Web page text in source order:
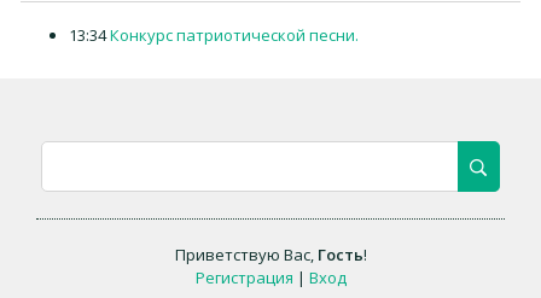
13:34Конкурс патриотической песни.
Приветствую Вас, Гость!
Регистрация | Вход